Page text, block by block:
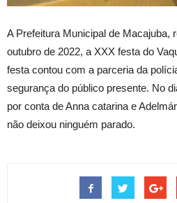
A Prefeitura Municipal de Macajuba,
outubro de 2022, a XXX festa do
festa contou com a parceria da
segurança do público presente. No
por conta de Anna catarina e
não deixou ninguém parado.